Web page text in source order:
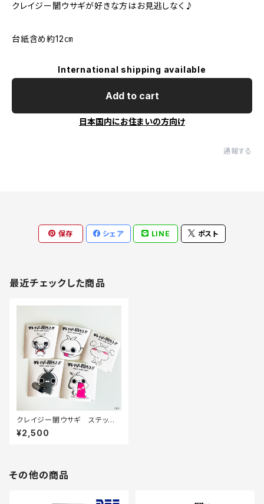
クレイジー闇ウサギが好きな方はお見逃しなく♪
台紙含め約12㎝
International shipping available
Add to cart
日本国内にお住まいの方向け
通報する
保存 シェア LINE ポスト
最近チェックした商品
クレイジー闇ウサギ ステッカ
ー5枚セット
¥2,500
その他の商品